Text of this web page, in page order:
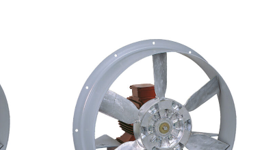
DETAILS